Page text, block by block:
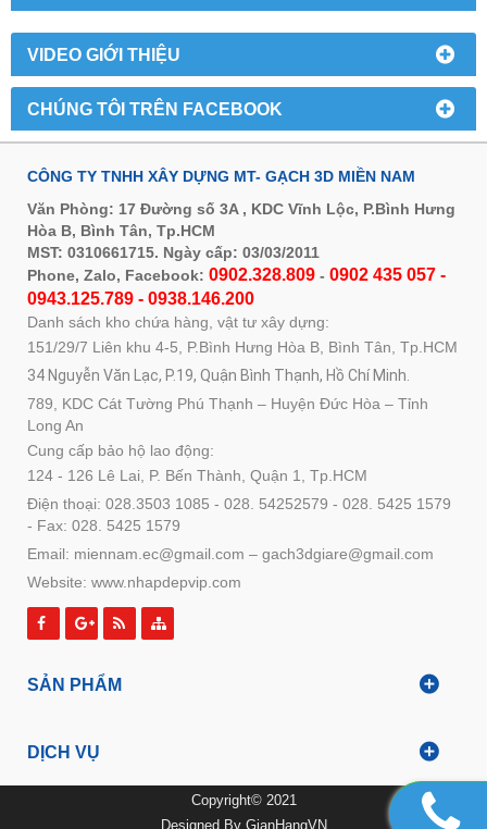
VIDEO GIỚI THIỆU
CHÚNG TÔI TRÊN FACEBOOK
CÔNG TY TNHH XÂY DỰNG MT- GẠCH 3D MIỀN NAM
Văn Phòng: 17 Đường số 3A , KDC Vĩnh Lộc, P.Bình Hưng
Hòa B, Bình Tân, Tp.HCM
MST: 0310661715. Ngày cấp: 03/03/2011
Phone, Zalo, Facebook: 0902.328.809 - 0902 435 057 -
0943.125.789 - 0938.146.200
Danh sách kho chứa hàng, vật tư xây dựng:
151/29/7 Liên khu 4-5, P.Bình Hưng Hòa B, Bình Tân, Tp.HCM
34 Nguyễn Văn Lạc, P.19, Quận Bình Thạnh, Hồ Chí Minh.
789, KDC Cát Tường Phú Thạnh – Huyện Đức Hòa – Tỉnh
Long An
Cung cấp bảo hộ lao động:
124 - 126 Lê Lai, P. Bến Thành, Quận 1, Tp.HCM
Điện thoại: 028.3503 1085 - 028. 54252579 - 028. 5425 1579
- Fax: 028. 5425 1579
Email: miennam.ec@gmail.com – gach3dgiare@gmail.com
Website: www.nhapdepvip.com
SẢN PHẨM
DỊCH VỤ
Copyright© 2021
Designed By GianHangVN